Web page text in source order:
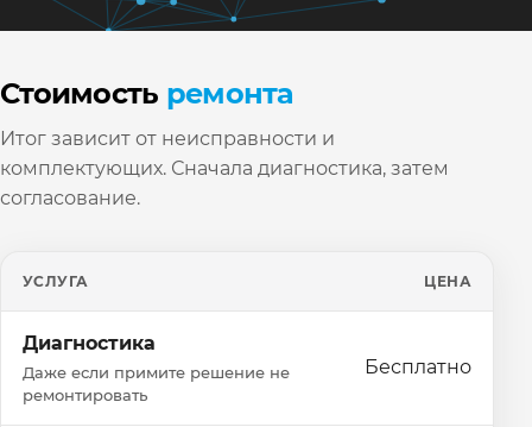
Стоимость ремонта
Итог зависит от неисправности и
комплектующих. Сначала диагностика, затем
согласование.
УСЛУГА ЦЕНА
Диагностика
Даже если примите решение не
ремонтировать
Бесплатно